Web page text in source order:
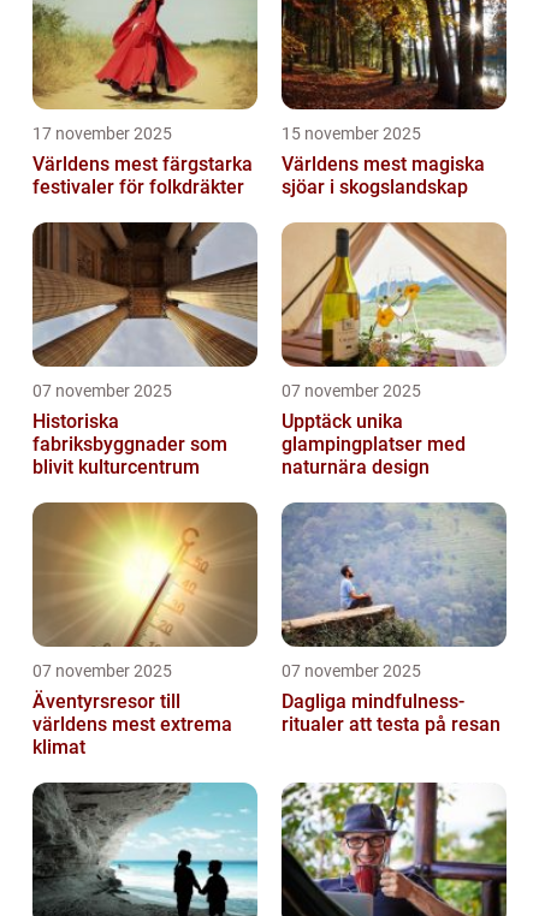
17 november 2025
Världens mest färgstarka
festivaler för folkdräkter
15 november 2025
Världens mest magiska
sjöar i skogslandskap
07 november 2025
Historiska
fabriksbyggnader som
blivit kulturcentrum
07 november 2025
Upptäck unika
glampingplatser med
naturnära design
07 november 2025
Äventyrsresor till
världens mest extrema
klimat
07 november 2025
Dagliga mindfulness-
ritualer att testa på resan